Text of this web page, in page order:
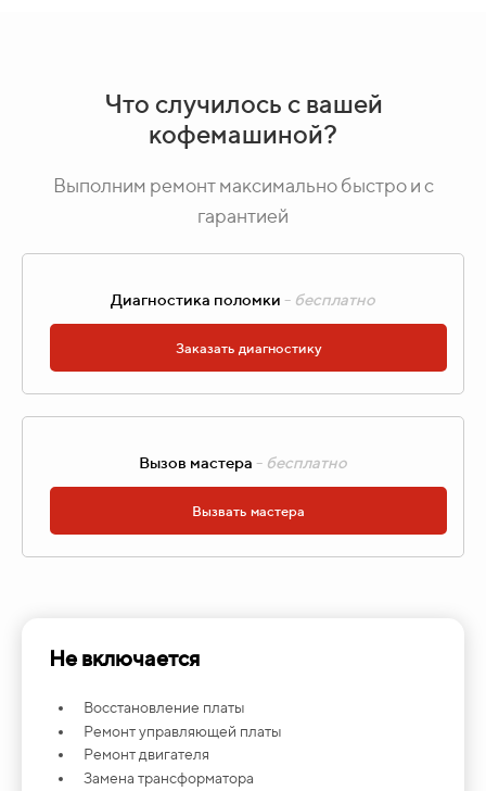
Что случилось с вашей
кофемашиной?
Выполним ремонт максимально быстро и с
гарантией
Диагностика поломки - бесплатно
Заказать диагностику
Вызов мастера - бесплатно
Вызвать мастера
Не включается
Восстановление платы
Ремонт управляющей платы
Ремонт двигателя
Замена трансформатора